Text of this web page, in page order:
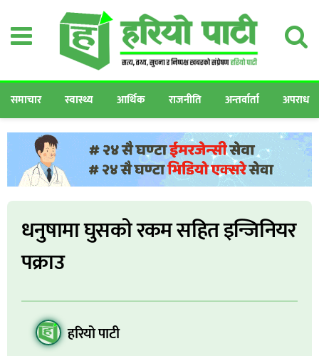
समाचार स्वास्थ्य आर्थिक राजनीति अन्तर्वार्ता अपराध
धनुषामा घुसकाे रकम सहित इन्जिनियर
पक्राउ
हरियो पाटी